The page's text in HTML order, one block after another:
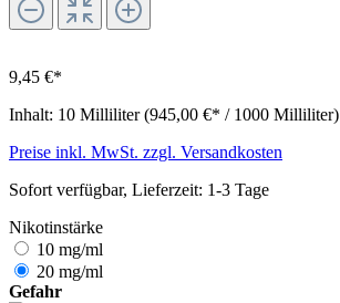
9,45 €*
Inhalt: 10 Milliliter(945,00 €* / 1000 Milliliter)
Preise inkl. MwSt. zzgl. Versandkosten
Sofort verfügbar, Lieferzeit: 1-3 Tage
Nikotinstärke
10 mg/ml
20 mg/ml
Gefahr